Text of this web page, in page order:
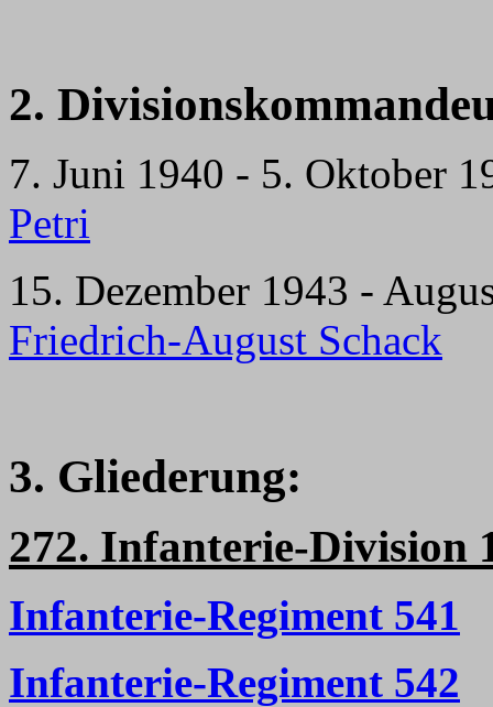
2.
7. Juni 1940 - 5. Oktober
Petri
15. Dezember 1943 -
Friedrich-August Schack
3. Gliederung:
272. Infanterie-Division
Infanterie-Regiment 541
Infanterie-Regiment 542